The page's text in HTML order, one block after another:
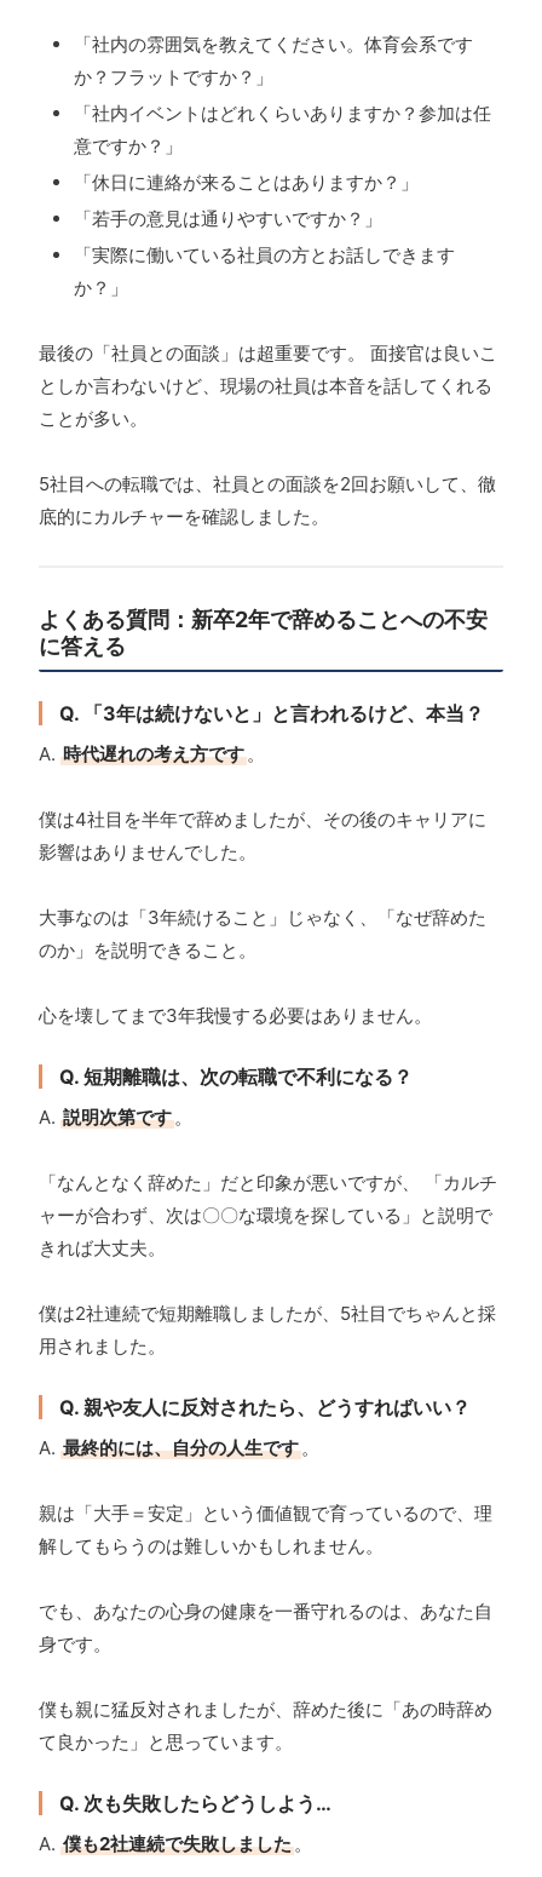
「社内の雰囲気を教えてください。体育会系です
か？フラットですか？」
「社内イベントはどれくらいありますか？参加は任
意ですか？」
「休日に連絡が来ることはありますか？」
「若手の意見は通りやすいですか？」
「実際に働いている社員の方とお話しできます
か？」
最後の「社員との面談」は超重要です。 面接官は良いこ
としか言わないけど、現場の社員は本音を話してくれる
ことが多い。
5社目への転職では、社員との面談を2回お願いして、徹
底的にカルチャーを確認しました。
よくある質問：新卒2年で辞めることへの不安
に答える
Q. 「3年は続けないと」と言われるけど、本当？
A. 時代遅れの考え方です。
僕は4社目を半年で辞めましたが、その後のキャリアに
影響はありませんでした。
大事なのは「3年続けること」じゃなく、「なぜ辞めた
のか」を説明できること。
心を壊してまで3年我慢する必要はありません。
Q. 短期離職は、次の転職で不利になる？
A. 説明次第です。
「なんとなく辞めた」だと印象が悪いですが、 「カルチ
ャーが合わず、次は〇〇な環境を探している」と説明で
きれば大丈夫。
僕は2社連続で短期離職しましたが、5社目でちゃんと採
用されました。
Q. 親や友人に反対されたら、どうすればいい？
A. 最終的には、自分の人生です。
親は「大手＝安定」という価値観で育っているので、理
解してもらうのは難しいかもしれません。
でも、あなたの心身の健康を一番守れるのは、あなた自
身です。
僕も親に猛反対されましたが、辞めた後に「あの時辞め
て良かった」と思っています。
Q. 次も失敗したらどうしよう…
A. 僕も2社連続で失敗しました。